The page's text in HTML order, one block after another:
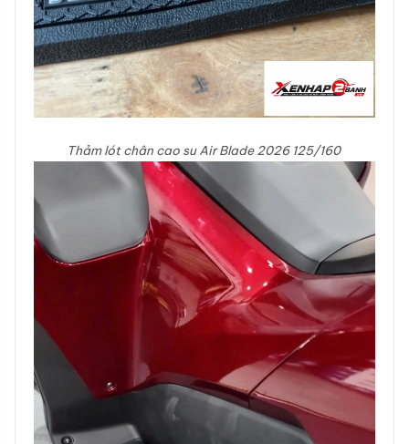
Thảm lót chân cao su Air Blade 2026 125/160